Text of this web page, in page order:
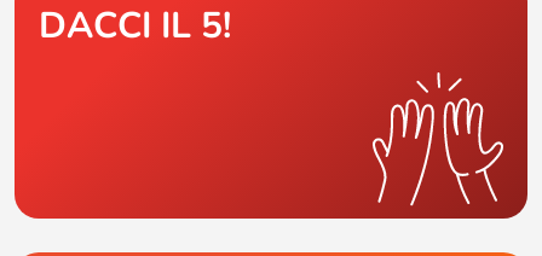
DACCI IL 5!